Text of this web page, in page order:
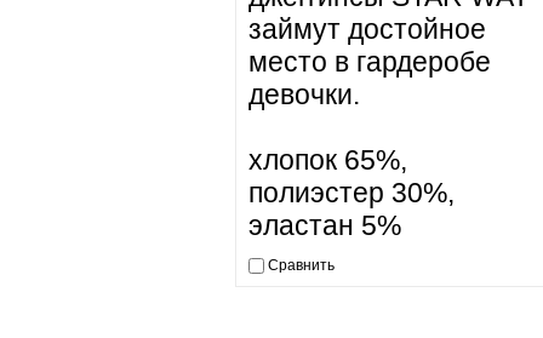
займут достойное
место в гардеробе
девочки.
хлопок 65%,
полиэстер 30%,
эластан 5%
Сравнить